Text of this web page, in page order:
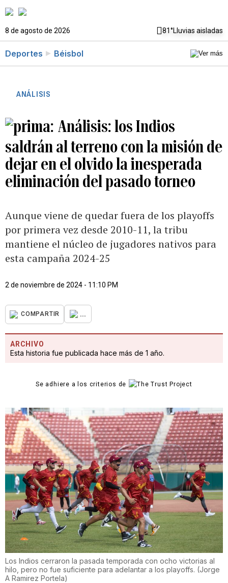
8 de agosto de 2026 81°Lluvias aisladas
Deportes Béisbol
ANÁLISIS
Análisis: los Indios
saldrán al terreno con la misión de
dejar en el olvido la inesperada
eliminación del pasado torneo
Aunque viene de quedar fuera de los playoffs
por primera vez desde 2010-11, la tribu
mantiene el núcleo de jugadores nativos para
esta campaña 2024-25
2 de noviembre de 2024 - 11:10 PM
COMPARTIR ...
ARCHIVO
Esta historia fue publicada hace más de 1 año.
Se adhiere a los criterios de
Los Indios cerraron la pasada temporada con ocho victorias al
hilo, pero no fue suficiente para adelantar a los playoffs. (Jorge
A Ramirez Portela)